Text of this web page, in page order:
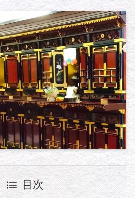
目次